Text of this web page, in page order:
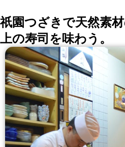
祇園つざきで天然素
上の寿司を味わう。